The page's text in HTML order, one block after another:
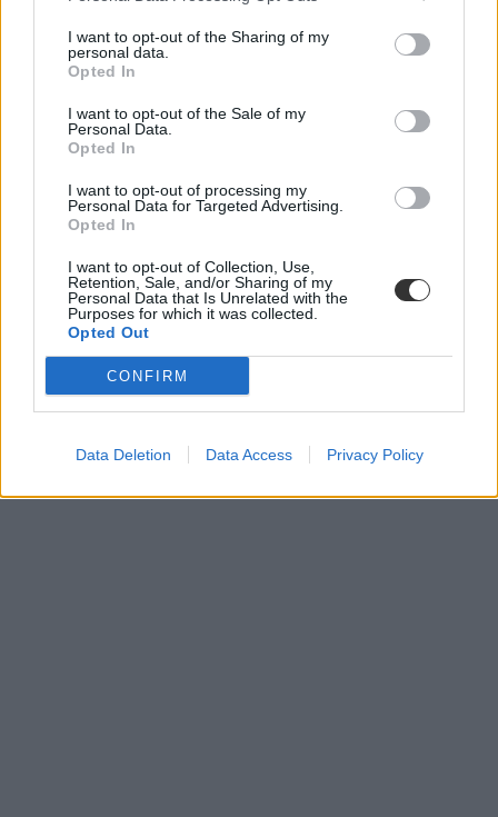
I want to opt-out of the Sharing of my
personal data.
Opted In
I want to opt-out of the Sale of my
Personal Data.
Opted In
I want to opt-out of processing my
Personal Data for Targeted Advertising.
Opted In
I want to opt-out of Collection, Use,
Retention, Sale, and/or Sharing of my
Personal Data that Is Unrelated with the
Purposes for which it was collected.
Opted Out
CONFIRM
Data Deletion Data Access Privacy Policy
ráday utcai kollégium
bűneset-bűnügy
Károli Gáspár Református Egyetem
Ráday Kollégium tűzvész
Károli Gáspár Református Egyetem kollégium